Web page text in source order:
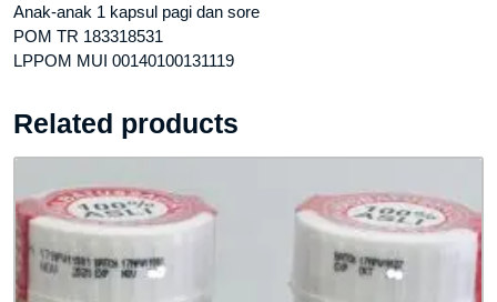
Anak-anak 1 kapsul pagi dan sore
POM TR 183318531
LPPOM MUI 00140100131119
Related products